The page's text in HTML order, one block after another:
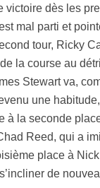
victoire dès les
mal parti et
tour, Ricky
la course au
Stewart va,
une
à la seconde
Reed, qui a
place à
de